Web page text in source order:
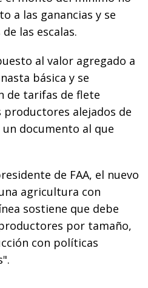
a las ganancias y se
las escalas.
al valor agregado a
básica y se
de tarifas de flete
alejados de
documento al que
de FAA, el nuevo
agricultura con
sostiene que debe
por tamaño,
con políticas